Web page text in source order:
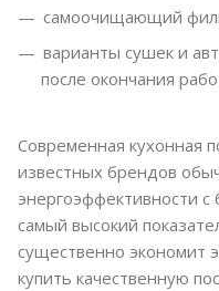
самоочищающий
варианты сушек и
после окончания
Современная кухонная
известных брендов
энергоэффективности с
самый высокий
существенно экономит
купить качественную